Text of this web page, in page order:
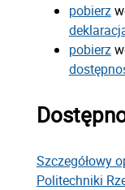
pobierz
pobierz
Szczegółowy
Politechniki